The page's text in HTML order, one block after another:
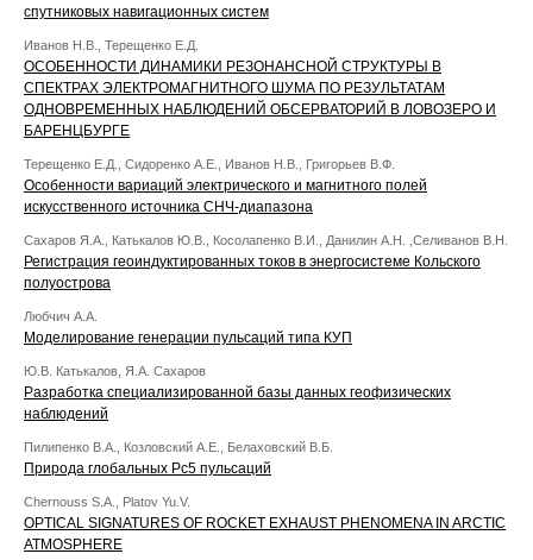
спутниковых навигационных систем
Иванов Н.В., Терещенко Е.Д.
ОСОБЕННОСТИ ДИНАМИКИ РЕЗОНАНСНОЙ СТРУКТУРЫ В
СПЕКТРАХ ЭЛЕКТРОМАГНИТНОГО ШУМА ПО РЕЗУЛЬТАТАМ
ОДНОВРЕМЕННЫХ НАБЛЮДЕНИЙ ОБСЕРВАТОРИЙ В ЛОВОЗЕРО И
БАРЕНЦБУРГЕ
Терещенко Е.Д., Сидоренко А.Е., Иванов Н.В., Григорьев В.Ф.
Особенности вариаций электрического и магнитного полей
искусственного источника СНЧ-диапазона
Сахаров Я.А., Катькалов Ю.В., Косолапенко В.И., Данилин А.Н. ,Селиванов В.Н.
Регистрация геоиндуктированных токов в энергосистеме Кольского
полуострова
Любчич А.А.
Моделирование генерации пульсаций типа КУП
Ю.В. Катькалов, Я.А. Сахаров
Разработка специализированной базы данных геофизических
наблюдений
Пилипенко В.А., Козловский А.Е., Белаховский В.Б.
Природа глобальных Pc5 пульсаций
Chernouss S.A., Platov Yu.V.
OPTICAL SIGNATURES OF ROCKET EXHAUST PHENOMENA IN ARCTIC
ATMOSPHERE